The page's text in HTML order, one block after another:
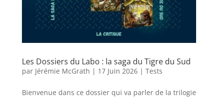
Les Dossiers du Labo : la saga du Tigre du Sud
par Jérémie McGrath | 17 Juin 2026| Tests
Bienvenue dans ce dossier qui va parler de la trilogie